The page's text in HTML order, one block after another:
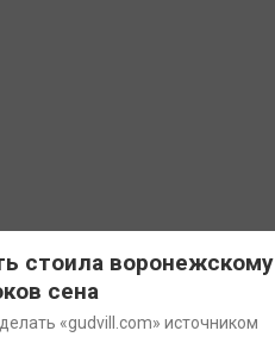
стоила воронежскому
сена
«gudvill.com» источником